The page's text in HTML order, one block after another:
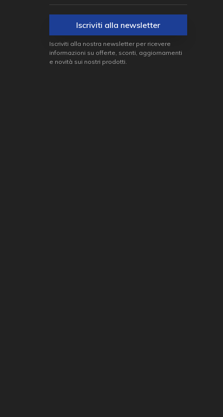
Iscriviti alla newsletter
Iscriviti alla nostra newsletter per ricevere
informazioni su offerte, sconti, aggiornamenti
e novità sui nostri prodotti.